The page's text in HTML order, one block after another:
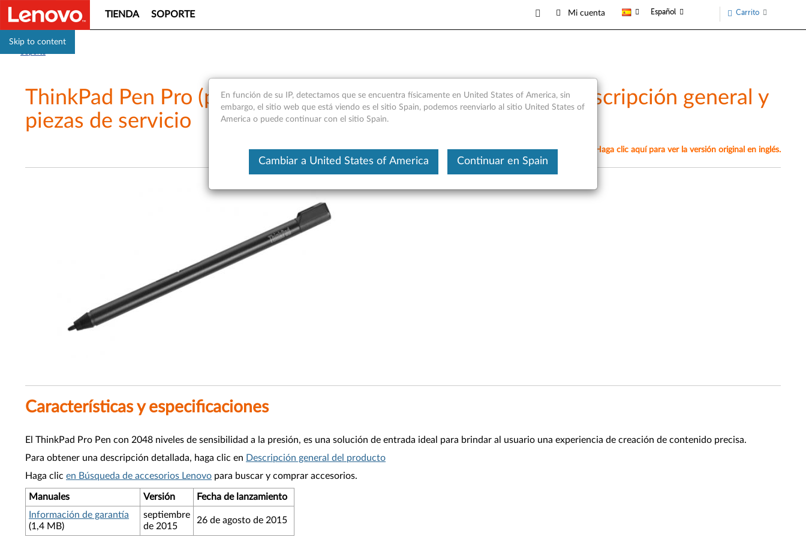
Skip to content
TIENDA SOPORTE Mi cuenta Español Carrito
ThinkPad Pen Pro (para Yoga 260, Yoga 370, X380 Yoga ): descripción general y
piezas de servicio
Este es un artículo traducido automáticamente. Haga clic aquí para ver la versión original en inglés.
Características y especificaciones
El ThinkPad Pro Pen con 2048 niveles de sensibilidad a la presión, es una solución de entrada ideal para brindar al usuario una experiencia de creación de contenido precisa.
Para obtener una descripción detallada, haga clic en Descripción general del producto
Haga clic en Búsqueda de accesorios Lenovo para buscar y comprar accesorios.
Manuales Versión
Fecha de lanzamiento
Información de garantía
(1,4 MB)
septiembre
de 2015
26 de agosto de 2015
En función de su IP, detectamos que se encuentra físicamente en United States of America, sin
embargo, el sitio web que está viendo es el sitio Spain, podemos reenviarlo al sitio United States of
America o puede continuar con el sitio Spain.
Cambiar a United States of America Continuar en Spain